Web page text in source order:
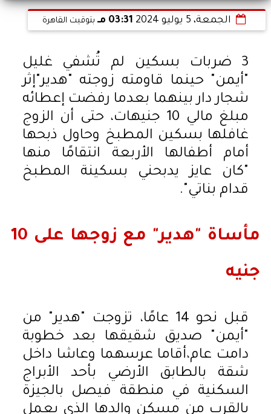
الجمعة، 5 يوليو 2024 03:31 مـ بتوقيت القاهرة
3 ضربات بسكين لم تُشفي غليل
"أيمن" حينما قاومته زوجته "هدير"إثر
شجار دار بينهما بعدما رفضت إعطائه
مبلغ مالي 10 جنيهات، حتى أن الزوج
غافلها بسكين المطبخ وحاول ذبحها
أمام أطفالها الأربعة انتقامًا منها
"كان عايز يدبحني بسكينة المطبخ
قدام بناتي".
مأساة "هدير" مع زوجها على 10
جنيه
قبل نحو 14 عامًا، تزوجت "هدير" من
"أيمن" صديق شقيقها بعد خطوبة
دامت عام،أقاما عرسهما وعاشا داخل
شقة بالطابق الأرضي بأحد الأبراج
السكنية في منطقة فيصل بالجيزة
بالقرب من مسكن والدها الذي يعمل